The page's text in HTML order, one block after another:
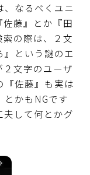
、なるべくユニ
藤』とか『田
の際は、２文
』という謎のエ
２文字のユーザ
『佐藤』も実は
とかもNGです
夫して何とかグ